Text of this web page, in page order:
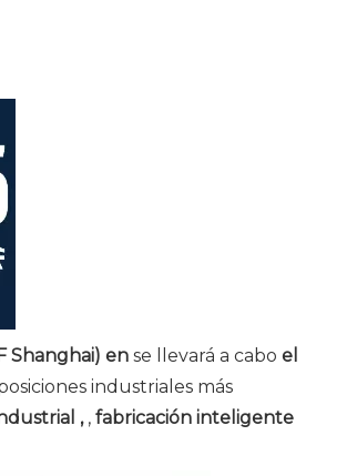
Shanghai) en se llevará a cabo el
industriales más
, , fabricación inteligente